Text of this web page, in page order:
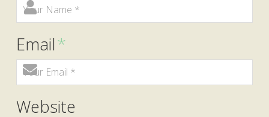
Email*
Website